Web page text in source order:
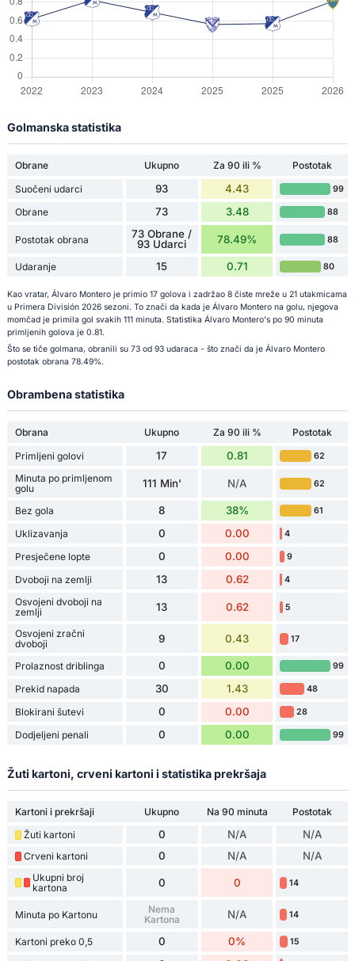
Golmanska statistika
Obrane Ukupno Za 90 ili %
Postotak
Suočeni udarci
93 4.43 99
Obrane 73 3.48 88
Postotak obrana
73 Obrane /
93 Udarci
78.49% 88
Udaranje 15 0.71 80
Kao vratar, Álvaro Montero je primio 17 golova i zadržao 8 čiste mreže u 21 utakmicama
u Primera División 2026 sezoni. To znači da kada je Álvaro Montero na golu, njegova
momčad je primila gol svakih 111 minuta. Statistika Álvaro Montero's po 90 minuta
primljenih golova je 0.81.
Što se tiče golmana, obranili su 73 od 93 udaraca - što znači da je Álvaro Montero
postotak obrana 78.49%.
Obrambena statistika
Obrana Ukupno Za 90 ili %
Postotak
Primljeni golovi
17 0.81 62
Minuta po primljenom
golu
111 Min' N/A 62
Bez gola 8 38% 61
Uklizavanja 0 0.00 4
Presječene lopte 0 0.00 9
Dvoboji na zemlji 13 0.62 4
Osvojeni dvoboji na
zemlji
13 0.62 5
Osvojeni zračni
dvoboji
9 0.43 17
Prolaznost driblinga 0 0.00 99
Prekid napada 30 1.43 48
Blokirani šutevi 0 0.00 28
Dodjeljeni penali 0 0.00 99
Žuti kartoni, crveni kartoni i statistika prekršaja
Kartoni i prekršaji Ukupno Na 90 minuta
Postotak
Žuti kartoni
0 N/A N/A
Crveni kartoni 0 N/A N/A
Ukupni broj
kartona
0 0 14
Minuta po Kartonu
Nema
Kartona
N/A 14
Kartoni preko 0,5 0 0% 15